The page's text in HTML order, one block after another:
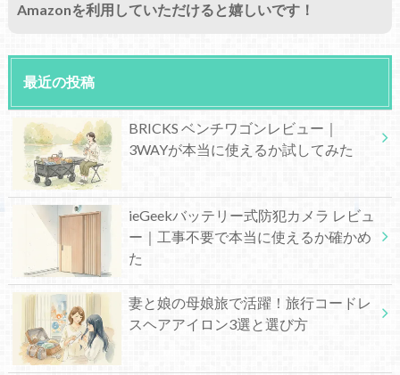
Amazonを利用していただけると嬉しいです！
最近の投稿
BRICKS ベンチワゴンレビュー｜
3WAYが本当に使えるか試してみた
ieGeekバッテリー式防犯カメラ レビュ
ー｜工事不要で本当に使えるか確かめ
た
妻と娘の母娘旅で活躍！旅行コードレ
スヘアアイロン3選と選び方